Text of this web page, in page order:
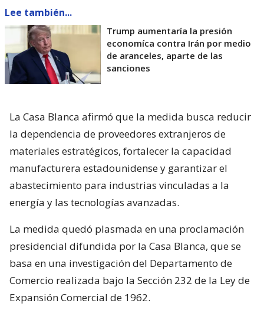
Lee también...
Trump aumentaría la presión
economíca contra Irán por medio
de aranceles, aparte de las
sanciones
La Casa Blanca afirmó que la medida busca reducir
la dependencia de proveedores extranjeros de
materiales estratégicos, fortalecer la capacidad
manufacturera estadounidense y garantizar el
abastecimiento para industrias vinculadas a la
energía y las tecnologías avanzadas.
La medida quedó plasmada en una proclamación
presidencial difundida por la Casa Blanca, que se
basa en una investigación del Departamento de
Comercio realizada bajo la Sección 232 de la Ley de
Expansión Comercial de 1962.